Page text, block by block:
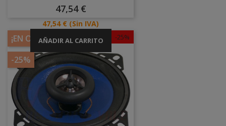
Precio
47,54 €
Precio
47,54 € (Sin IVA)
AÑADIR AL CARRITO -25%
¡EN OFERTA!
-25%